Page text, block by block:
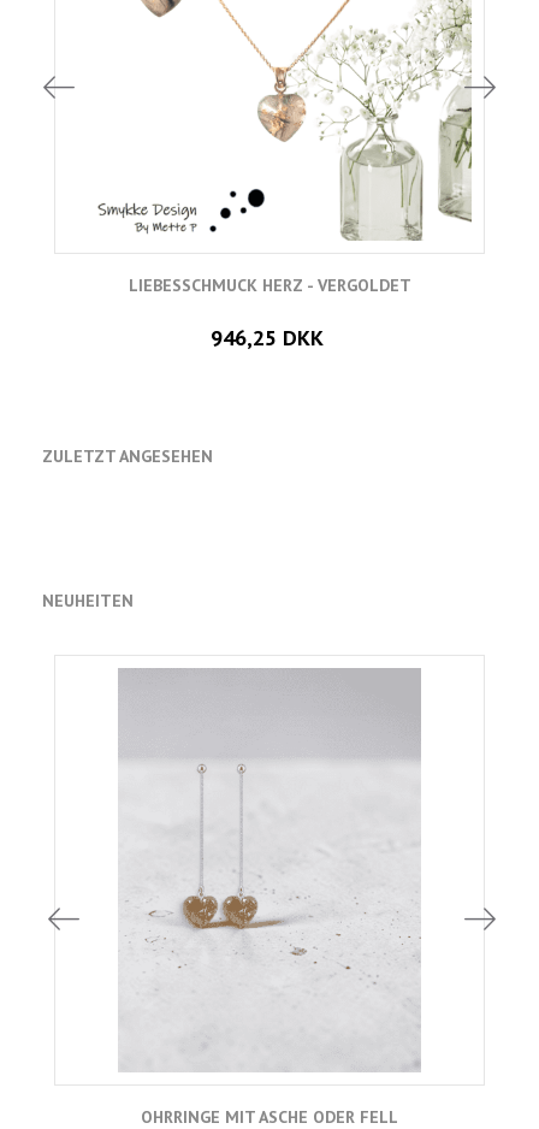
LIEBESSCHMUCK HERZ - VERGOLDET
946,25 DKK
ZULETZT ANGESEHEN
NEUHEITEN
OHRRINGE MIT ASCHE ODER FELL